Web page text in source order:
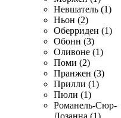
Невшатель (1)
Ньон (2)
Оберриден (1)
Обонн (3)
Оливоне (1)
Поми (2)
Пранжен (3)
Прилли (1)
Пюли (1)
Романель-Сюр-
Лозанна (1)